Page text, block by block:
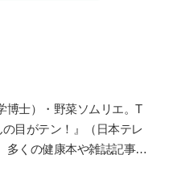
博士）・野菜ソムリエ。T
目がテン！』（日本テレ
多くの健康本や雑誌記事・